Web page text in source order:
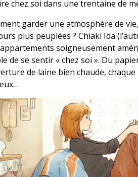
chez soi dans une trentaine de
garder une atmosphère de
plus peuplées ? Chiaki Ida
soigneusement
de se sentir « chez soi ». Du
de laine bien chaude,